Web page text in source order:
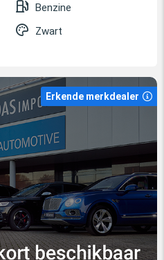
Benzine
Zwart
Erkende merkdealer